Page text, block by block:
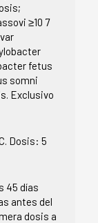
≥10 7
fetus
somni
Exclusivo
Dosis: 5
45 días
antes del
dosis a